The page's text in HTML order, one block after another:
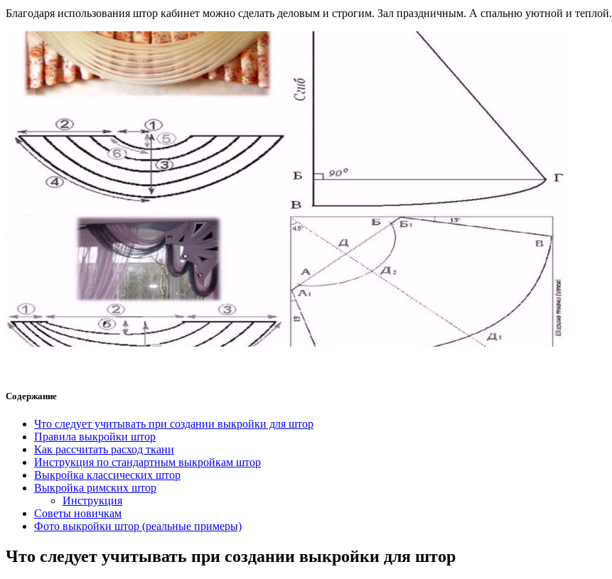
Благодаря использования штор кабинет можно сделать деловым и строгим. Зал праздничным. А спальню уютной и теплой.
Содержание
Что следует учитывать при создании выкройки для штор
Правила выкройки штор
Как рассчитать расход ткани
Инструкция по стандартным выкройкам штор
Выкройка классических штор
Выкройка римских штор
Инструкция
Советы новичкам
Фото выкройки штор (реальные примеры)
Что следует учитывать при создании выкройки для штор